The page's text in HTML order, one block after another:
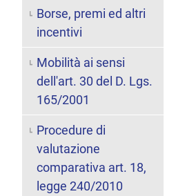
Borse, premi ed altri
incentivi
Mobilità ai sensi
dell'art. 30 del D. Lgs.
165/2001
Procedure di
valutazione
comparativa art. 18,
legge 240/2010